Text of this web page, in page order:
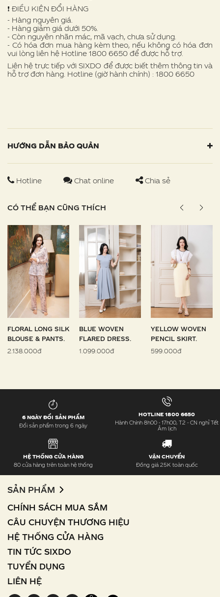
❗ ️ĐIỀU KIỆN ĐỔI HÀNG
- Hàng nguyên giá.
- Hàng giảm giá dưới 50%.
- Còn nguyên nhãn mác, mã vạch, chưa sử dụng.
- Có hóa đơn mua hàng kèm theo, nếu không có hóa đơn
vui lòng liên hệ Hotline 1800 6650 để được hỗ trợ.
Liên hệ trực tiếp với SIXDO để được biết thêm thông tin và
hỗ trợ đơn hàng. Hotline (giờ hành chính) : 1800 6650
HƯỚNG DẪN BẢO QUẢN
Hotline Chat online Chia sẻ
CÓ THỂ BẠN CŨNG THÍCH
FLORAL LONG SILK
BLOUSE & PANTS.
2.138.000đ
BLUE WOVEN
FLARED DRESS.
1.099.000đ
YELLOW WOVEN
PENCIL SKIRT.
599.000đ
6 NGÀY ĐỔI SẢN PHẨM
Đổi sản phẩm trong 6 ngày
HOTLINE 1800 6650
Hành Chính 8h00 - 17h00, T2 - CN nghỉ Tết
Âm lịch
HỆ THỐNG CỬA HÀNG
80 cửa hàng trên toàn hệ thống
VẬN CHUYỂN
Đồng giá 25K toàn quốc
SẢN PHẨM
CHÍNH SÁCH MUA SẮM
CÂU CHUYỆN THƯƠNG HIỆU
HỆ THỐNG CỬA HÀNG
TIN TỨC SIXDO
TUYỂN DỤNG
LIÊN HỆ